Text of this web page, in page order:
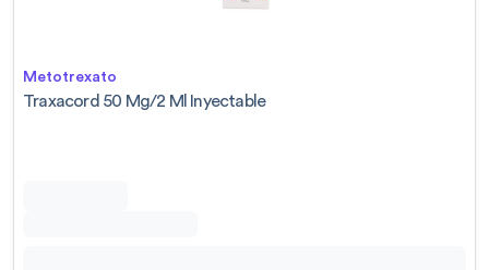
Metotrexato
Traxacord 50 Mg/2 Ml Inyectable